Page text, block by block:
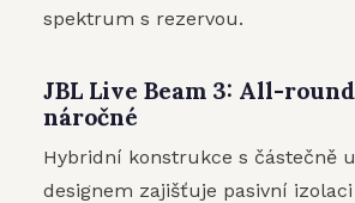
spektrum s rezervou.
JBL Live Beam 3: All-
náročné
Hybridní konstrukce s částečně
designem zajišťuje pasivní